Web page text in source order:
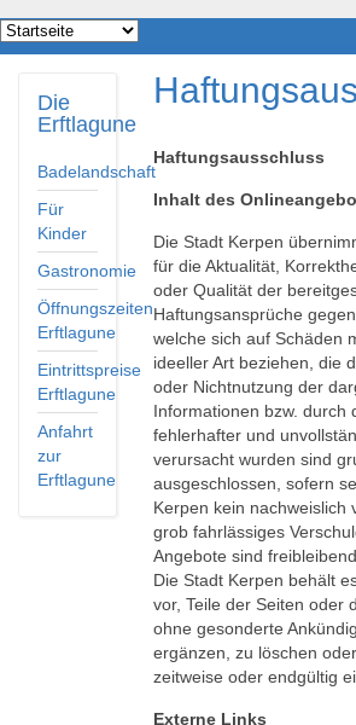
Haftungsausschluss
Inhalt des
Die Stadt Kerpen
für die Aktualität,
oder Qualität der
Haftungsansprüche
welche sich auf Schäden
ideeller Art beziehen, die
oder Nichtnutzung der
Informationen bzw. durch
fehlerhafter und
verursacht wurden sind
ausgeschlossen, sofern
Kerpen kein nachweislich
grob fahrlässiges
Angebote sind
Die Stadt Kerpen behält
vor, Teile der Seiten oder
ohne gesonderte
ergänzen, zu löschen
zeitweise oder endgültig
Externe Links
Die
Erftlagune
Badelandschaft
Für
Kinder
Gastronomie
Öffnungszeiten
Erftlagune
Eintrittspreise
Erftlagune
Anfahrt
zur
Erftlagune